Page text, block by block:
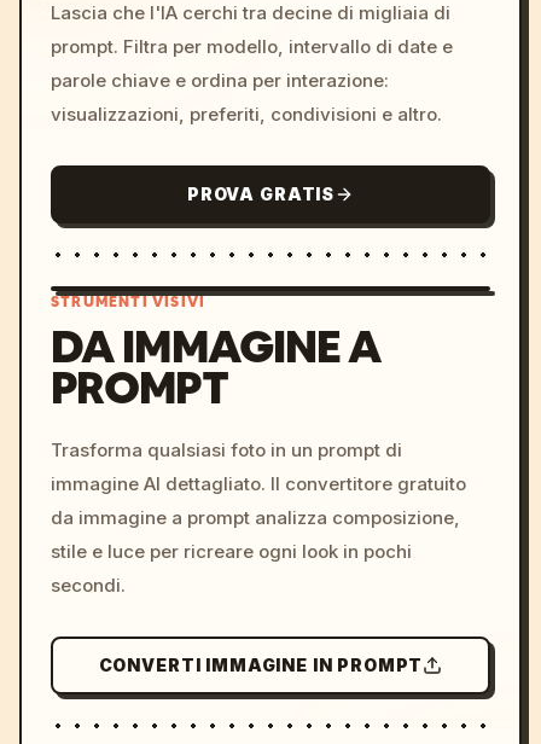
Lascia che l'IA cerchi tra decine di migliaia di
prompt. Filtra per modello, intervallo di date e
parole chiave e ordina per interazione:
visualizzazioni, preferiti, condivisioni e altro.
PROVA GRATIS
colors, 8k --v 6.0
STRUMENTI VISIVI
DA IMMAGINE A
PROMPT
Trasforma qualsiasi foto in un prompt di
immagine AI dettagliato. Il convertitore gratuito
da immagine a prompt analizza composizione,
stile e luce per ricreare ogni look in pochi
secondi.
CONVERTI IMMAGINE IN PROMPT